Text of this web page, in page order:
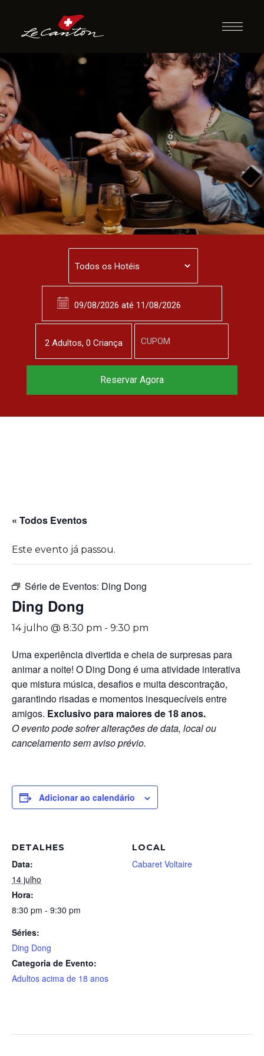
Ding Dong
« Todos Eventos
Este evento já passou.
Série de Eventos: Ding Dong
Ding Dong
14 julho @ 8:30 pm - 9:30 pm
Uma experiência divertida e cheia de surpresas para
animar a noite! O Ding Dong é uma atividade interativa
que mistura música, desafios e muita descontração,
garantindo risadas e momentos inesquecíveis entre
amigos. Exclusivo para maiores de 18 anos.
O evento pode sofrer alterações de data, local ou
cancelamento sem aviso prévio.
Adicionar ao calendário
DETALHES
Data:
14 julho
Hora:
8:30 pm - 9:30 pm
Séries:
Ding Dong
Categoria de Evento:
Adultos acima de 18 anos
LOCAL
Cabaret Voltaire
2 Adultos, 0 Criança
Reserve agora, com
Reservar Agora